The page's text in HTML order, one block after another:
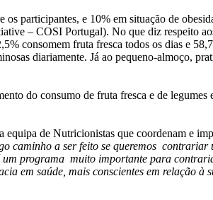
participantes, e 10% em situação de
– COSI Portugal). No que diz respeito
consomem fruta fresca todos os dias e
diariamente. Já ao pequeno-almoço,
do consumo de fruta fresca e de
de Nutricionistas que coordenam e
caminho a ser feito se queremos contrariar
um programa muito importante para
em saúde, mais conscientes em relação à